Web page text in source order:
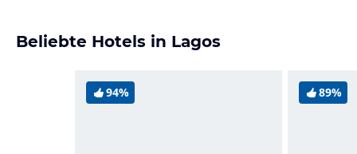
Beliebte Hotels in Lagos
94% 89%